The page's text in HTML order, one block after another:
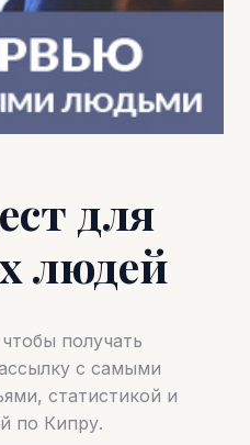
для
людей
получать
с самыми
статистикой и
по Кипру.